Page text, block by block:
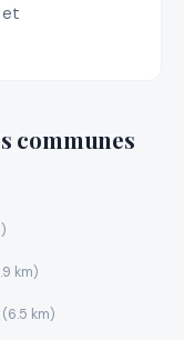
et
communes
km)
(6.5 km)